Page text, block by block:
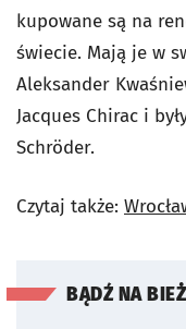
kupowane są na
świecie. Mają je w
Aleksander
Jacques Chirac i
Schröder.
Czytaj także:
BĄDŹ NA